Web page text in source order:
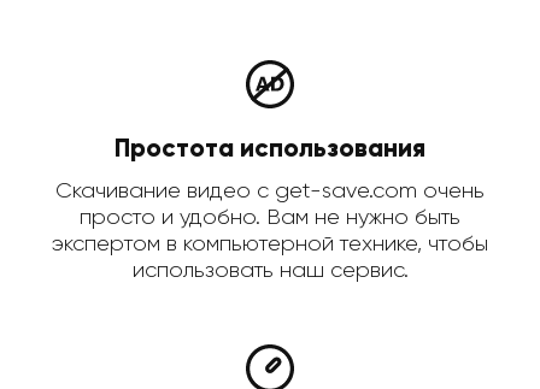
Простота использования
Скачивание видео с get-save.com очень
просто и удобно. Вам не нужно быть
экспертом в компьютерной технике, чтобы
использовать наш сервис.